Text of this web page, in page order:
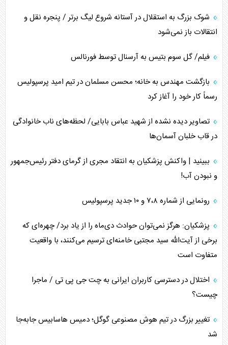
شوک بزرگ به استقلال در آستانه شروع لیگ برتر / پنجره نقل و
انتقالات باز نمی‌شود
فیلم/ گل سوم بتیس به آرسنال توسط فورنالس
بازگشت مهندس به خانه؛ محسن مسلمان در تیم امید پرسپولیس
رسماً کار خود را آغاز کرد
تصاویر دیده نشده از شهید عباس بابایی/ لحظه‌های ناب خانوادگی
در قاب خلبان آسمان‌ها
ببینید | واکنش پزشکیان به انتقاد مجری از گرمای دفتر رئیس‌جمهور
و نبودن آب!
رونمایی از شماره ۷،۸ و ۱۰ جدید پرسپولیس
پزشکیان: هرگز نمی‌توان حوادث دی‌ماه را از یاد برد/ چهره‌ای که
برخی از آیت‌الله سید مجتبی خامنه‌ای ترسیم می‌کنند، با واقعیت
متفاوت است
اختلال در دسترسی کاربران ایرانی به چت جی پی تی / ماجرا
چیست؟
تغییر بزرگ در تیم هوش مصنوعی گوگل؛ دمیس هاسابیس جابه‌جا
شد